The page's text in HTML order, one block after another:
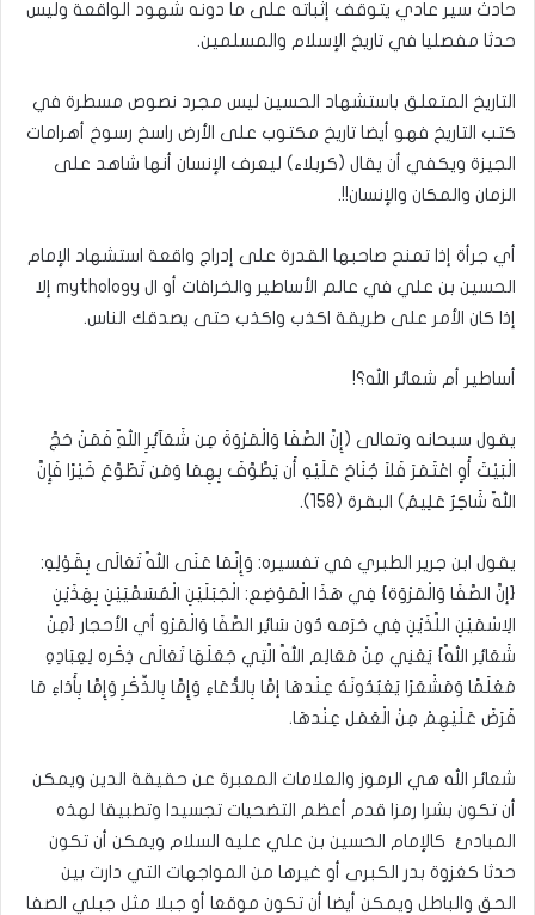
حادث سير عادي يتوقف إثباته على ما دونه شهود الواقعة وليس
حدثا مفصليا في تاريخ الإسلام والمسلمين.
التاريخ المتعلق باستشهاد الحسين ليس مجرد نصوص مسطرة في
كتب التاريخ فهو أيضا تاريخ مكتوب على الأرض راسخ رسوخ أهرامات
الجيزة ويكفي أن يقال (كربلاء) ليعرف الإنسان أنها شاهد على
الزمان والمكان والإنسان!!.
أي جرأة إذا تمنح صاحبها القدرة على إدراج واقعة استشهاد الإمام
الحسين بن علي في عالم الأساطير والخرافات أو ال mythology إلا
إذا كان الأمر على طريقة اكذب واكذب حتى يصدقك الناس.
أساطير أم شعائر الله؟!
يقول سبحانه وتعالى (إِنَّ الصَّفَا وَالْمَرْوَةَ مِن شَعَآئِرِ اللّهِ فَمَنْ حَجَّ
الْبَيْتَ أَوِ اعْتَمَرَ فَلاَ جُنَاحَ عَلَيْهِ أَن يَطَّوَّفَ بِهِمَا وَمَن تَطَوَّعَ خَيْرًا فَإِنَّ
اللّهَ شَاكِرٌ عَلِيمٌ) البقرة (158).
يقول ابن جرير الطبري في تفسيره: وَإِنَّمَا عَنَى اللَّه تَعَالَى بِقَوْلِهِ:
{إنَّ الصَّفَا وَالْمَرْوَة} فِي هَذَا الْمَوْضِع: الْجَبَلَيْنِ الْمُسَمَّيَيْنِ بِهَذَيْنِ
الِاسْمَيْنِ اللَّذَيْنِ فِي حَرَمه دُون سَائِر الصَّفَا وَالْمَرْو أي الأحجار {مِنْ
شَعَائِر اللَّه} يَعْنِي مِنْ مَعَالِم اللَّه الَّتِي جَعَلَهَا تَعَالَى ذِكْره لِعِبَادِهِ
مَعْلَمًا وَمَشْعَرًا يَعْبُدُونَهُ عِنْدهَا إمَّا بِالدُّعَاءِ وَإِمَّا بِالذِّكْرِ وَإِمَّا بِأَدَاءِ مَا
فَرَضَ عَلَيْهِمْ مِنْ الْعَمَل عِنْدهَا.
شعائر الله هي الرموز والعلامات المعبرة عن حقيقة الدين ويمكن
أن تكون بشرا رمزا قدم أعظم التضحيات تجسيدا وتطبيقا لهذه
المبادئ كالإمام الحسين بن علي عليه السلام ويمكن أن تكون
حدثا كغزوة بدر الكبرى أو غيرها من المواجهات التي دارت بين
الحق والباطل ويمكن أيضا أن تكون موقعا أو جبلا مثل جبلي الصفا